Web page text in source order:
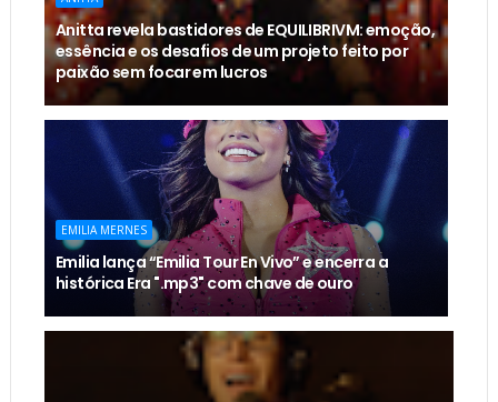
Anitta revela bastidores de EQUILIBRIVM: emoção,
essência e os desafios de um projeto feito por
paixão sem focar em lucros
EMILIA MERNES
Emilia lança “Emilia Tour En Vivo” e encerra a
histórica Era ".mp3" com chave de ouro